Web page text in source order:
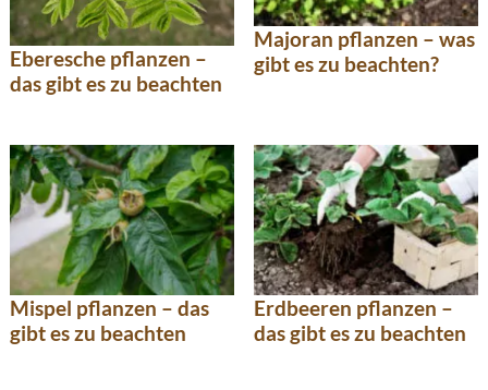
Eberesche pflanzen –
das gibt es zu beachten
Majoran pflanzen – was
gibt es zu beachten?
Mispel pflanzen – das
gibt es zu beachten
Erdbeeren pflanzen –
das gibt es zu beachten